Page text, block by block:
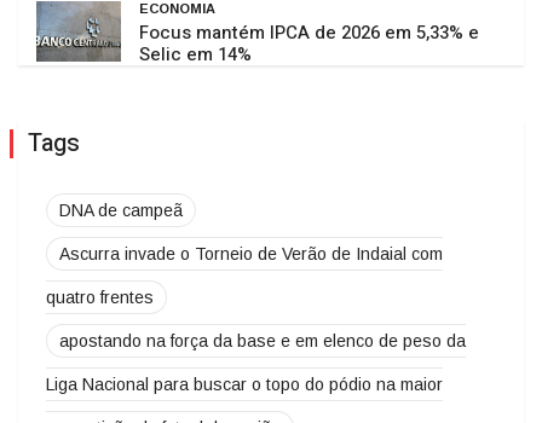
ECONOMIA
Focus mantém IPCA de 2026 em 5,33% e
Selic em 14%
Tags
DNA de campeã
Ascurra invade o Torneio de Verão de Indaial com
quatro frentes
apostando na força da base e em elenco de peso da
Liga Nacional para buscar o topo do pódio na maior